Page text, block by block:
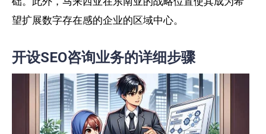
望扩展数字存在感的企业的区域中心。
开设SEO咨询业务的详细步骤